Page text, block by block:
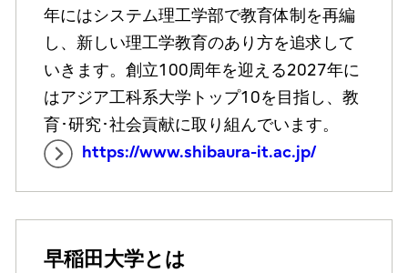
年にはシステム理工学部で教育体制を再編
し、新しい理工学教育のあり方を追求して
いきます。創立100周年を迎える2027年に
はアジア工科系大学トップ10を目指し、教
育･研究･社会貢献に取り組んでいます。
https://www.shibaura-it.ac.jp/
早稲田大学とは